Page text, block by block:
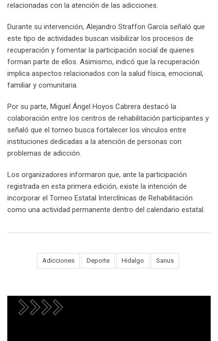
relacionadas con la atención de las adicciones.
Durante su intervención, Alejandro Straffon García señaló que
este tipo de actividades buscan visibilizar los procesos de
recuperación y fomentar la participación social de quienes
forman parte de ellos. Asimismo, indicó que la recuperación
implica aspectos relacionados con la salud física, emocional,
familiar y comunitaria.
Por su parte, Miguel Ángel Hoyos Cabrera destacó la
colaboración entre los centros de rehabilitación participantes y
señaló que el torneo busca fortalecer los vínculos entre
instituciones dedicadas a la atención de personas con
problemas de adicción.
Los organizadores informaron que, ante la participación
registrada en esta primera edición, existe la intención de
incorporar el Torneo Estatal Interclínicas de Rehabilitación
como una actividad permanente dentro del calendario estatal.
Adicciones Deporte Hidalgo Sanus